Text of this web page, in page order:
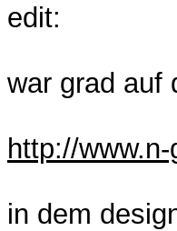
edit:
war grad auf
http://
in dem